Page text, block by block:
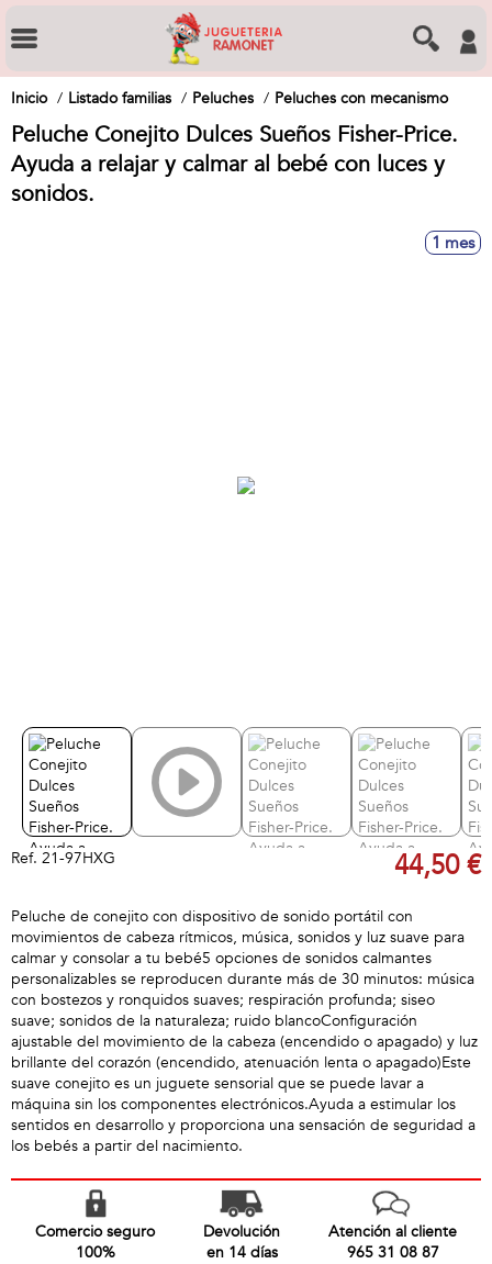
Inicio Listado familias Peluches Peluches con mecanismo
Peluche Conejito Dulces Sueños Fisher-Price.
Ayuda a relajar y calmar al bebé con luces y
sonidos.
1 mes
Ref. 21-97HXG 44,50 €
Peluche de conejito con dispositivo de sonido portátil con
movimientos de cabeza rítmicos, música, sonidos y luz suave para
calmar y consolar a tu bebé5 opciones de sonidos calmantes
personalizables se reproducen durante más de 30 minutos: música
con bostezos y ronquidos suaves; respiración profunda; siseo
suave; sonidos de la naturaleza; ruido blancoConfiguración
ajustable del movimiento de la cabeza (encendido o apagado) y luz
brillante del corazón (encendido, atenuación lenta o apagado)Este
suave conejito es un juguete sensorial que se puede lavar a
máquina sin los componentes electrónicos.Ayuda a estimular los
sentidos en desarrollo y proporciona una sensación de seguridad a
los bebés a partir del nacimiento.
Comercio seguro
100%
Devolución
en 14 días
Atención al cliente
965 31 08 87